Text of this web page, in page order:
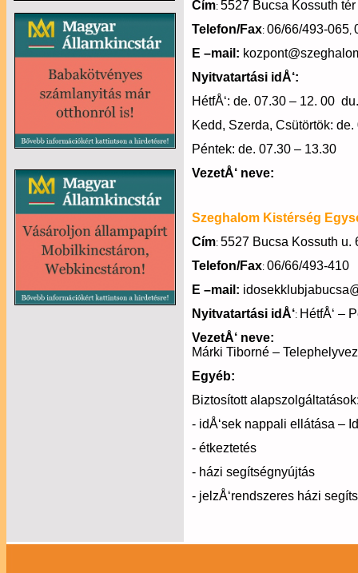
Cím: 5527 Bucsa Kossuth tér
Telefon/Fax: 06/66/493-065,
E –mail:
Nyitvatartási idÅ‘:
HétfÅ‘: de. 07.30 – 12. 00
Kedd, Szerda, Csütörtök:
Péntek: de. 07.30 – 13.30
VezetÅ‘ neve:
Szeghalom Kistérség
Cím: 5527 Bucsa Kossuth u.
Telefon/Fax: 06/66/493-410
E –mail:
Nyitvatartási idÅ‘: HétfÅ‘ –
VezetÅ‘ neve:
Márki Tiborné –
Egyéb:
Biztosított
- idÅ‘sek nappali ellátása –
- étkeztetés
- házi segítségnyújtás
- jelzÅ‘rendszeres házi